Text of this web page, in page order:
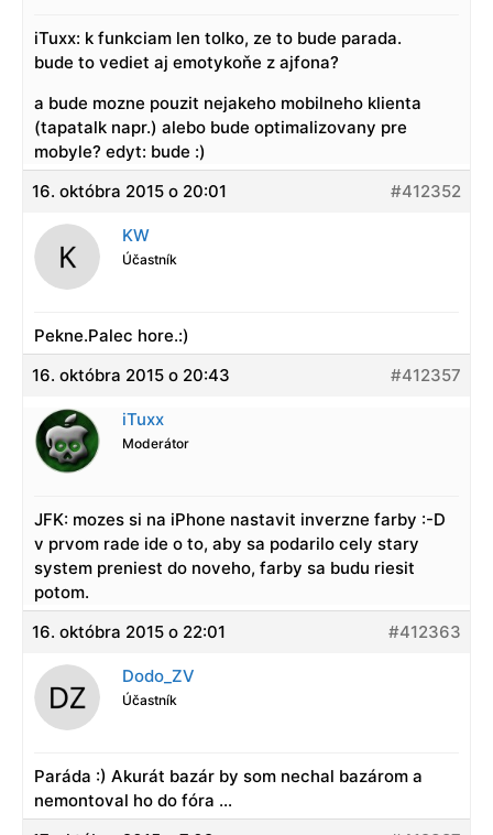
iTuxx: k funkciam len tolko, ze to bude parada.
bude to vediet aj emotykoňe z ajfona?
a bude mozne pouzit nejakeho mobilneho klienta
(tapatalk napr.) alebo bude optimalizovany pre
mobyle? edyt: bude :)
16. októbra 2015 o 20:01
#412352
KW
Účastník
Pekne.Palec hore.:)
16. októbra 2015 o 20:43
#412357
iTuxx
Moderátor
JFK: mozes si na iPhone nastavit inverzne farby :-D
v prvom rade ide o to, aby sa podarilo cely stary
system preniest do noveho, farby sa budu riesit
potom.
16. októbra 2015 o 22:01
#412363
Dodo_ZV
Účastník
Paráda :) Akurát bazár by som nechal bazárom a
nemontoval ho do fóra …